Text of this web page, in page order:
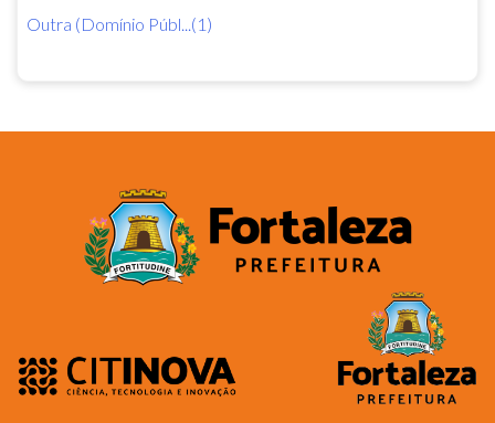
Outra (Domínio Públ...(1)